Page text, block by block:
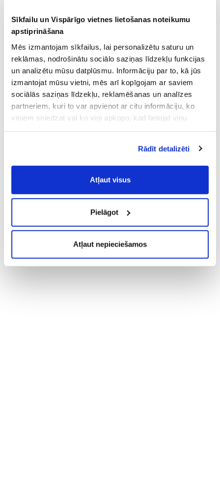
Sīkfailu un Vispārīgo vietnes lietošanas noteikumu
apstiprināšana
Mēs izmantojam sīkfailus, lai personalizētu saturu un
reklāmas, nodrošinātu sociālo saziņas līdzekļu funkcijas
un analizētu mūsu datplūsmu. Informāciju par to, kā jūs
izmantojat mūsu vietni, mēs arī kopīgojam ar saviem
sociālās saziņas līdzekļu, reklamēšanas un analīzes
partneriem, kuri to var apvienot ar citu informāciju, ko
viņiem sniedzat vai ko viņi apkopo, kad lietojat viņu
Vispārīgiem vietnes lietošanas
noteikumiem(saīsināti - VVLN).
Rādīt detalizēti
Atļaut visus
Pielāgot
Atļaut nepieciešamos